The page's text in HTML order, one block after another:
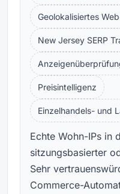
Geolokalisiertes
New Jersey SERP
Preisintelligenz
Einzelhandels- und
Echte Wohn-IPs in
sitzungsbasierter
Sehr
Commerce-